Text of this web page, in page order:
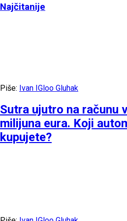
Najčitanije
Piše: Ivan IGloo Gluhak
Sutra ujutro na računu
milijuna eura. Koji
kupujete?